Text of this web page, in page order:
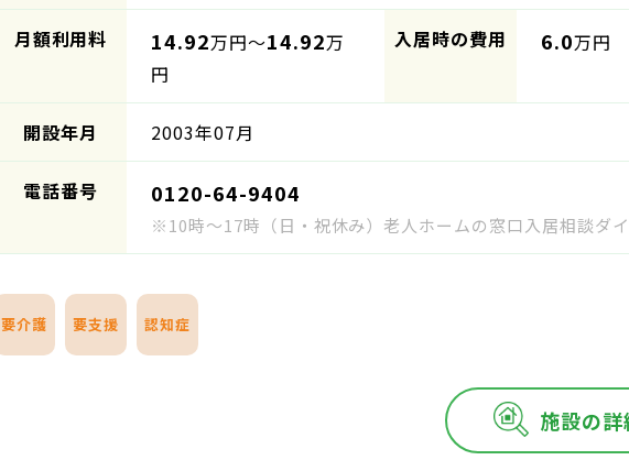
月額利用料 14.92万円～14.92万
円
入居時の費用 6.0万円
開設年月 2003年07月
電話番号 0120-64-9404
※10時～17時（日・祝休み）老人ホームの窓口入居相談ダ
要介護 要支援 認知症
施設の